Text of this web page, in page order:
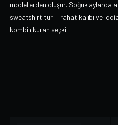
modellerden oluşur. Soğuk aylarda
sweatshirt'tür — rahat kalıbı ve
kombin kuran seçki.